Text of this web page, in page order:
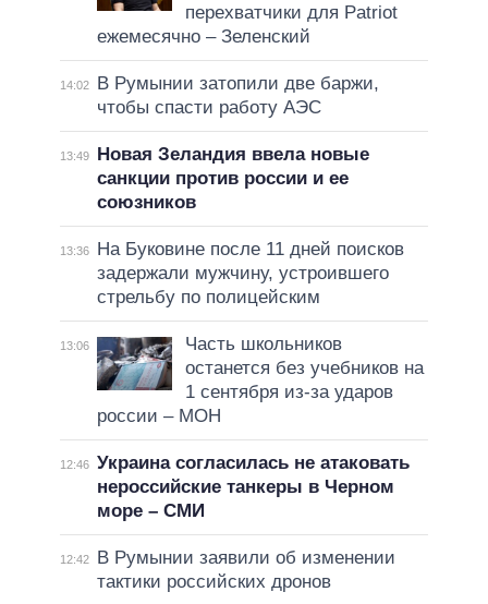
перехватчики для Patriot
ежемесячно – Зеленский
14:02
В Румынии затопили две баржи,
чтобы спасти работу АЭС
13:49
Новая Зеландия ввела новые
санкции против россии и ее
союзников
13:36
На Буковине после 11 дней поисков
задержали мужчину, устроившего
стрельбу по полицейским
13:06
Часть школьников
останется без учебников на
1 сентября из-за ударов
россии – МОН
12:46 Украина согласилась не атаковать
нероссийские танкеры в Черном
море – СМИ
12:42
В Румынии заявили об изменении
тактики российских дронов